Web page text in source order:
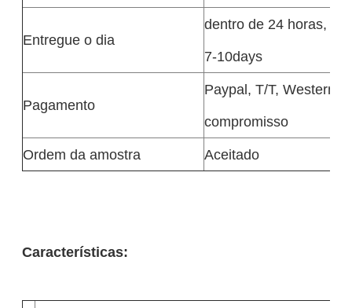
Entregue o dia
dentro de 24 horas,
7-10days
Pagamento
Paypal, T/T, Western
compromisso
Ordem da amostra
Aceitado
Características: